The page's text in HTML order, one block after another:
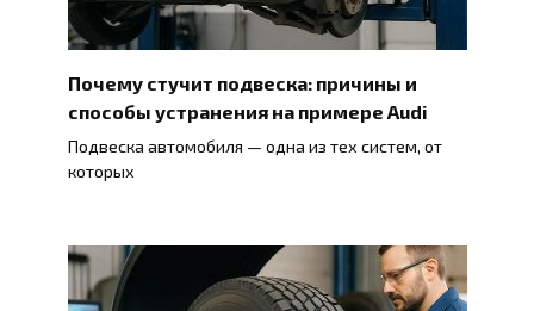
Почему стучит подвеска: причины и
способы устранения на примере Audi
Подвеска автомобиля — одна из тех систем, от
которых